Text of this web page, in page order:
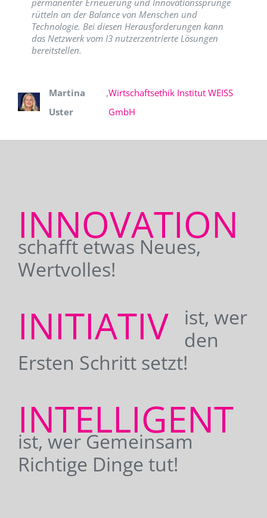
permanenter Erneuerung und Innovationssprünge
rütteln an der Balance von Menschen und
Technologie. Bei diesen Herausforderungen kann
das Netzwerk vom I3 nutzerzentrierte Lösungen
bereitstellen.
Martina
Uster
,Wirtschaftsethik Institut WEISS
GmbH
INNOVATION
schafft etwas Neues,
Wertvolles!
INITIATIV
ist, wer
den
Ersten Schritt setzt!
INTELLIGENT
ist, wer Gemeinsam
Richtige Dinge tut!